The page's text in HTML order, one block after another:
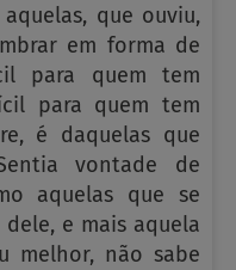
que ouviu,
em forma de
para quem tem
para quem tem
é daquelas que
vontade de
aquelas que se
e mais aquela
melhor, não sabe